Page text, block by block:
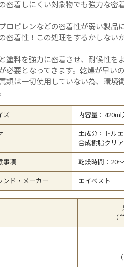
密着しにくい対象物でも強力な密
ロピレンなどの密着性が弱い製品
密着性！この処理をするかしない
塗料を強力に密着させ、耐候性を
必要となってきます。乾燥が早い
類は一切使用していない為、環境
ズ 内容量：420ml
主成分：トル
合成樹脂クリ
事項 乾燥時間：20
ンド・メーカー エイベスト
（
（